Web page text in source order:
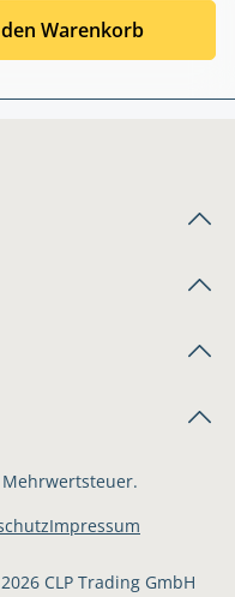
Warenkorb
CLP Trading GmbH
Impressum